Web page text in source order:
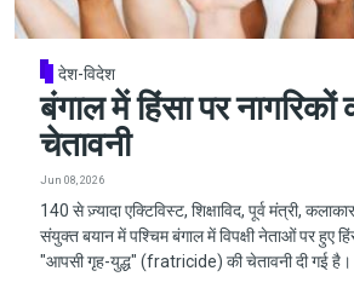
देश-विदेश
बंगाल में हिंसा पर नागरिकों
चेतावनी
Jun 08, 2026
140 से ज़्यादा एक्टिविस्ट, शिक्षाविद, पूर्व मंत्री,
संयुक्त बयान में पश्चिम बंगाल में विपक्षी नेताओं पर हुए
"आपसी गृह-युद्ध" (fratricide) की चेतावनी दी गई है।